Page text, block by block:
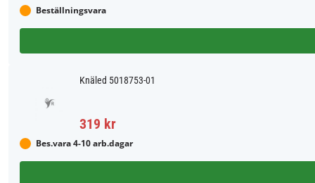
Beställningsvara
Knäled 5018753-01
319 kr
Bes.vara 4-10 arb.dagar